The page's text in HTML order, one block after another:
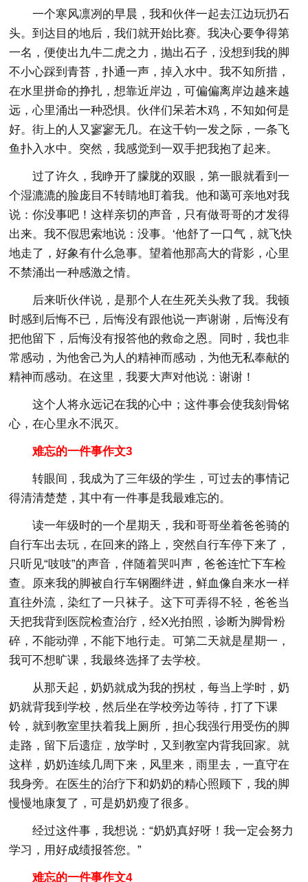
一个寒风凛冽的早晨，我和伙伴一起去江边玩扔石
头。到达目的地后，我们就开始比赛。我决心要争得第
一名，便使出九牛二虎之力，抛出石子，没想到我的脚
不小心踩到青苔，扑通一声，掉入水中。我不知所措，
在水里拼命的挣扎，想靠近岸边，可偏偏离岸边越来越
远，心里涌出一种恐惧。伙伴们呆若木鸡，不知如何是
好。街上的人又寥寥无几。在这千钧一发之际，一条飞
鱼扑入水中。突然，我感觉到一双手把我抱了起来。
过了许久，我睁开了朦胧的双眼，第一眼就看到一
个湿漉漉的脸庞目不转睛地盯着我。他和蔼可亲地对我
说：你没事吧！这样亲切的声音，只有做哥哥的才发得
出来。我不假思索地说：没事。‘他舒了一口气，就飞快
地走了，好象有什么急事。望着他那高大的背影，心里
不禁涌出一种感激之情。
后来听伙伴说，是那个人在生死关头救了我。我顿
时感到后悔不已，后悔没有跟他说一声谢谢，后悔没有
把他留下，后悔没有报答他的救命之恩。同时，我也非
常感动，为他舍己为人的精神而感动，为他无私奉献的
精神而感动。在这里，我要大声对他说：谢谢！
这个人将永远记在我的心中；这件事会使我刻骨铭
心，在心里永不泯灭。
难忘的一件事作文3
转眼间，我成为了三年级的学生，可过去的事情记
得清清楚楚，其中有一件事是我最难忘的。
读一年级时的一个星期天，我和哥哥坐着爸爸骑的
自行车出去玩，在回来的路上，突然自行车停下来了，
只听见“吱吱”的声音，伴随着哭叫声，爸爸连忙下车检
查。原来我的脚被自行车钢圈绊进，鲜血像自来水一样
直往外流，染红了一只袜子。这下可弄得不轻，爸爸当
天把我背到医院检查治疗，经X光拍照，诊断为脚骨粉
碎，不能动弹，不能下地行走。可第二天就是星期一，
我可不想旷课，我最终选择了去学校。
从那天起，奶奶就成为我的拐杖，每当上学时，奶
奶就背我到学校，然后坐在学校旁边等待，打了下课
铃，就到教室里扶着我上厕所，担心我强行用受伤的脚
走路，留下后遗症，放学时，又到教室内背我回家。就
这样，奶奶连续几周下来，风里来，雨里去，一直守在
我身旁。在医生的治疗下和奶奶的精心照顾下，我的脚
慢慢地康复了，可是奶奶瘦了很多。
经过这件事，我想说：“奶奶真好呀！我一定会努力
学习，用好成绩报答您。”
难忘的一件事作文4